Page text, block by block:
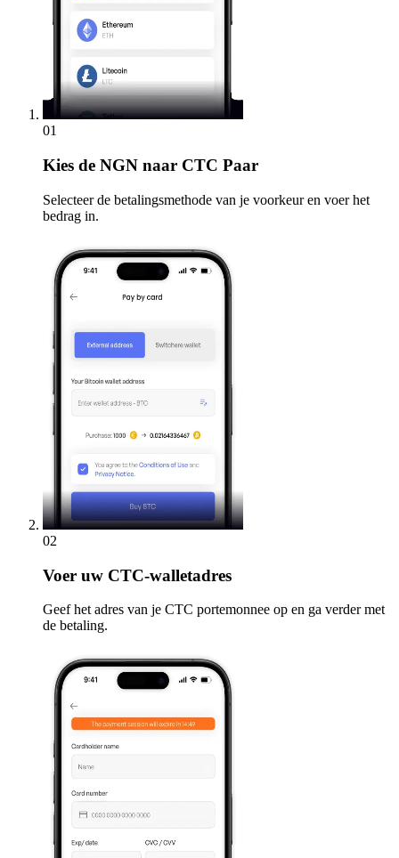
01
Kies de NGN naar CTC Paar
Selecteer de betalingsmethode van je voorkeur en voer het
bedrag in.
02
Voer uw CTC-walletadres
Geef het adres van je CTC portemonnee op en ga verder met
de betaling.